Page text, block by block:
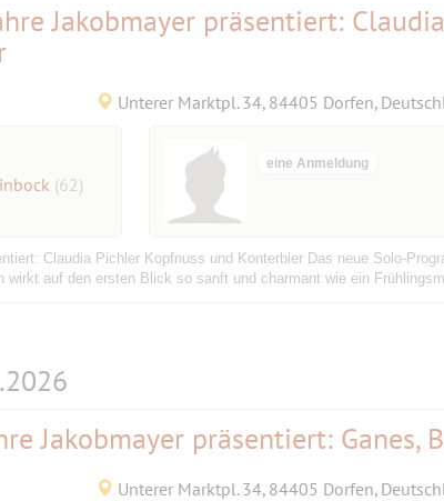
Jakobmayer präsentiert:
Unterer Marktpl. 34, 84405 Dorfen,
(62)
eine Anmeldung
Claudia Pichler Kopfnuss und Konterbier Das neue Solo-
wirkt auf den ersten Blick so sanft und charmant wie ein
Jakobmayer präsentiert: Ganes,
Unterer Marktpl. 34, 84405 Dorfen,